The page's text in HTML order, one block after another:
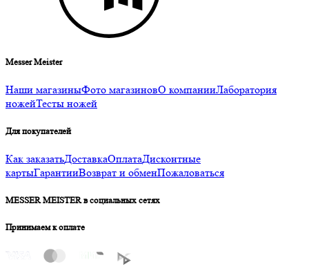
Messer Meister
Наши магазиныФото магазиновО компанииЛаборатория
ножейТесты ножей
Для покупателей
Как заказатьДоставкаОплатаДисконтные
картыГарантииВозврат и обменПожаловаться
MESSER MEISTER в социальных сетях
Принимаем к оплате